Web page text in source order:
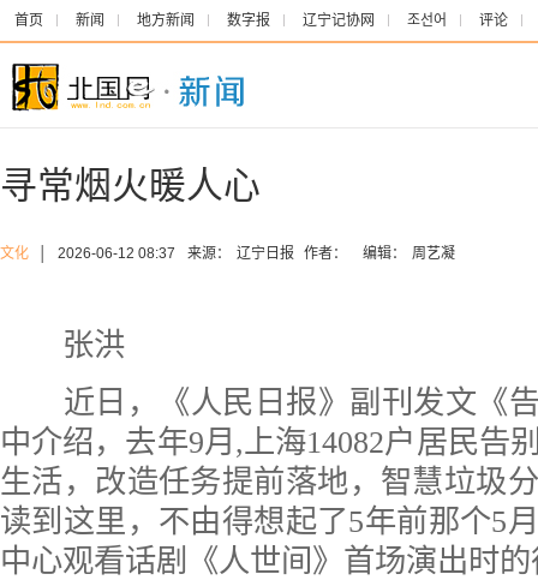
首页 新闻 地方新闻 数字报 辽宁记协网 조선어 评论
寻常烟火暖人心
文化 2026-06-12 08:37 来源： 辽宁日报 作者： 编辑： 周艺凝
张洪
近日，《人民日报》副刊发文《告
中介绍，去年9月,上海14082户居民告
生活，改造任务提前落地，智慧垃圾
读到这里，不由得想起了5年前那个5
中心观看话剧《人世间》首场演出时